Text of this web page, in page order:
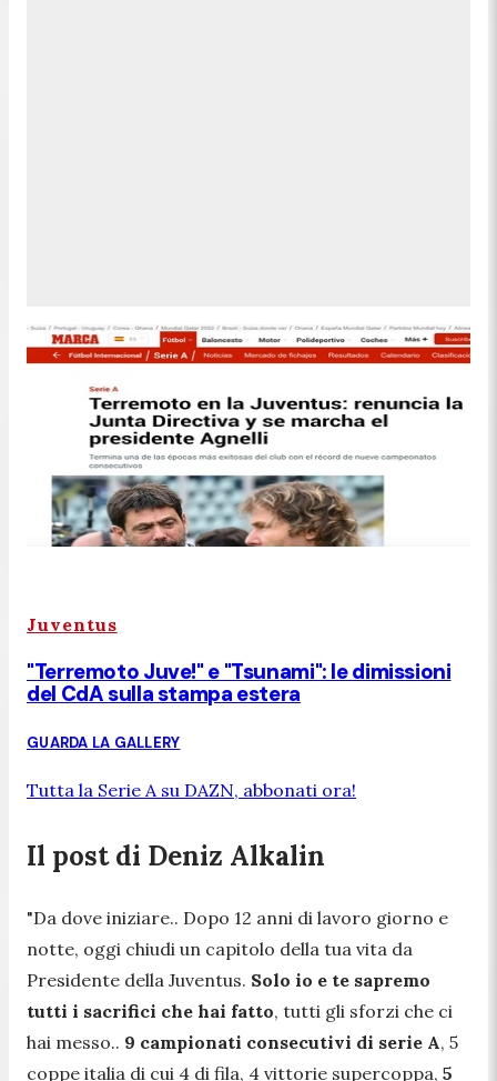
Juventus
"Terremoto Juve!" e "Tsunami": le dimissioni
del CdA sulla stampa estera
GUARDA LA GALLERY
Tutta la Serie A su DAZN, abbonati ora!
Il post di Deniz Alkalin
"Da dove iniziare.. Dopo 12 anni di lavoro giorno e
notte, oggi chiudi un capitolo della tua vita da
Presidente della Juventus. Solo io e te sapremo
tutti i sacrifici che hai fatto, tutti gli sforzi che ci
hai messo.. 9 campionati consecutivi di serie A, 5
coppe italia di cui 4 di fila, 4 vittorie supercoppa, 5